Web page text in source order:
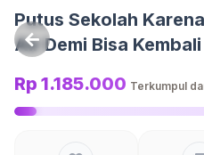
Langsung ke konten
Putus Sekolah
Air Demi Bisa Kembali
Rp 1.185.000 Terkumpul